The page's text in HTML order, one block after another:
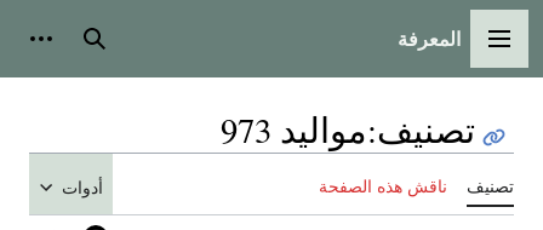
القائمة الرئيسية
المعرفة بحث
تصنيف:مواليد 973
تصنيف ناقش هذه الصفحة أدوات